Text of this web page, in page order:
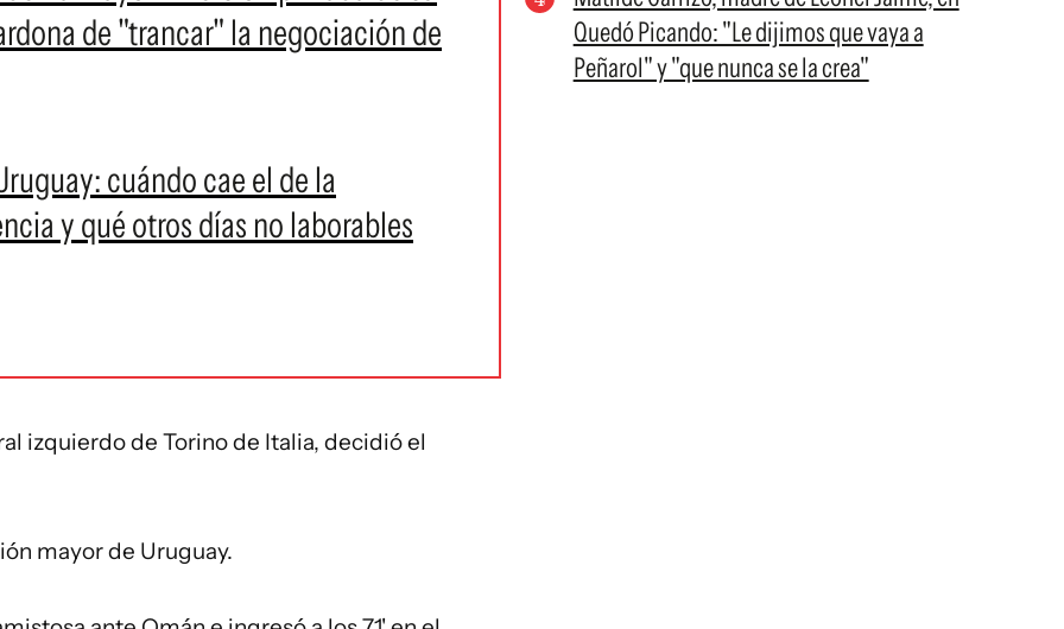
de "trancar" la negociación de
cuándo cae el de la
y qué otros días no laborables
izquierdo de Torino de Italia, decidió el
mayor de Uruguay.
Quedó Picando: "Le dijimos que vaya a
Peñarol" y "que nunca se la crea"